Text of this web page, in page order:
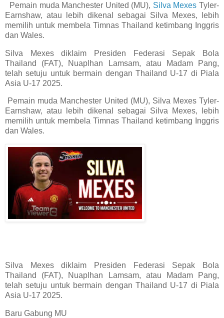
Pemain muda Manchester United (MU), Silva Mexes Tyler-
Earnshaw, atau lebih dikenal sebagai Silva Mexes, lebih
memilih untuk membela Timnas Thailand ketimbang Inggris
dan Wales.
Silva Mexes diklaim Presiden Federasi Sepak Bola
Thailand (FAT), Nuaplhan Lamsam, atau Madam Pang,
telah setuju untuk bermain dengan Thailand U-17 di Piala
Asia U-17 2025.
Pemain muda Manchester United (MU), Silva Mexes Tyler-
Earnshaw, atau lebih dikenal sebagai Silva Mexes, lebih
memilih untuk membela Timnas Thailand ketimbang Inggris
dan Wales.
Silva Mexes diklaim Presiden Federasi Sepak Bola
Thailand (FAT), Nuaplhan Lamsam, atau Madam Pang,
telah setuju untuk bermain dengan Thailand U-17 di Piala
Asia U-17 2025.
Baru Gabung MU